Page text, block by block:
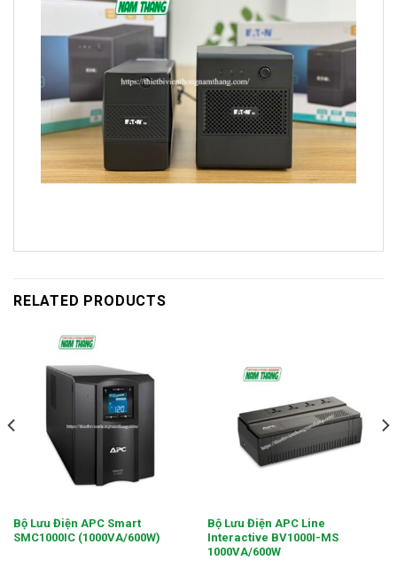
RELATED PRODUCTS
Bộ Lưu Điện APC Smart
SMC1000IC (1000VA/600W)
Bộ Lưu Điện APC Line
Interactive BV1000I-MS
1000VA/600W